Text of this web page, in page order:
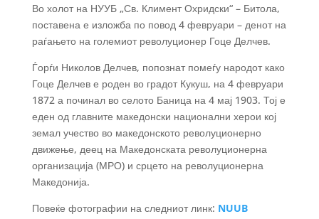
Во холот на НУУБ „Св. Климент Охридски“ – Битола,
поставена е изложба по повод 4 февруари – денот на
раѓањето на големиот револуционер Гоце Делчев.
Ѓорѓи Николов Делчев, попознат помеѓу народот како
Гоце Делчев е роден во градот Кукуш, на 4 февруари
1872 а починал во селото Баница на 4 мај 1903. Тој е
еден од главните македонски национални херои кој
земал учество во македонското револуционерно
движење, деец на Македонската револуционерна
организација (МРО) и срцето на револуционерна
Македонија.
Повеќе фотографии на следниот линк: NUUB